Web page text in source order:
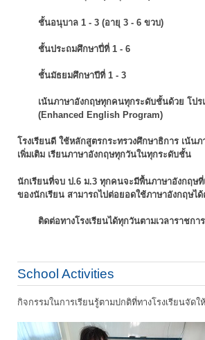
ชั้นอนุบาล 1 - 3 (อายุ 3 - 6 ขวบ)
ชั้นประถมศึกษาปี่ที่ 1 - 6
ชั้นมัธยมศึกษาปีที่ 1 - 3
เน้นภาษาอังกฤษทุกคนทุกระดับชั้นด้วย โปร
(Enhanced English Program)
โรงเรียนดี ใช้หลักสูตรกระทรวงศึกษาธิการ เน้น
เพิ่มเติม เรียนภาษาอังกฤษทุกวันในทุกระดับชั้น
นักเรียนที่จบ ป.6 ม.3 ทุกคนจะมีพื้นภาษาอังกฤษที่
ของนักเรียน สามารถไปต่อยอดใช้ภาษาอังกฤษไ
ติดต่อทางโรงเรียนได้ทุกวันตามเวลาราชการ
School Activities
กิจกรรมในการเรียนรู้ตามปกติที่ทางโรงเรียนจัดใ